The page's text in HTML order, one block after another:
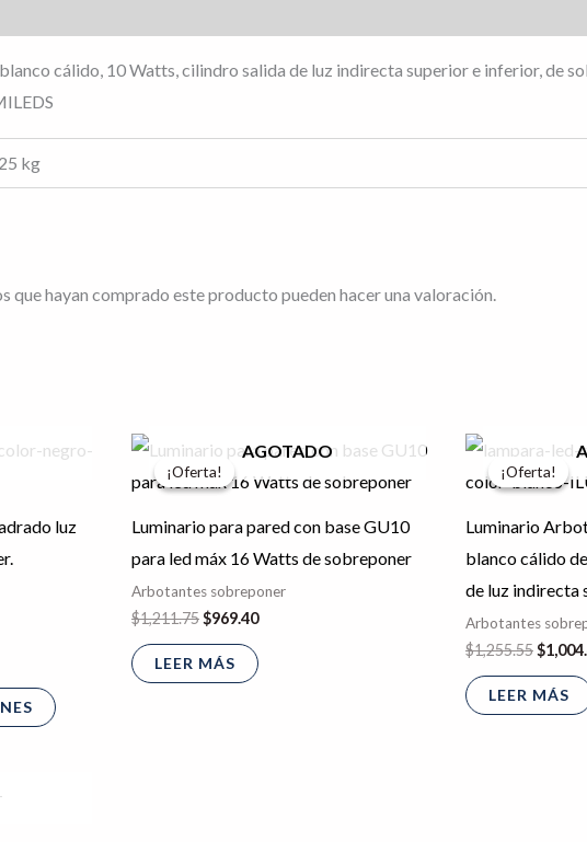
cálido, 10 Watts, cilindro salida de luz indirecta superior e inferior, de
kg
que hayan comprado este producto pueden hacer una valoración.
luz
Este
pueden
¡Oferta!
AGOTADO
¡Oferta!
Luminario para pared con base GU10
para led máx 16 Watts de sobreponer
Arbotantes sobreponer
$1,211.75
El
precio
original
$1,211.75.
$969.40
El
precio
actual
$969.40.
LEER MÁS
¡Oferta!
¡Oferta!
Luminario
blanco cálido
de luz indirecta
Arbotantes
$1,255.55
precio
original
$
LEER MÁS